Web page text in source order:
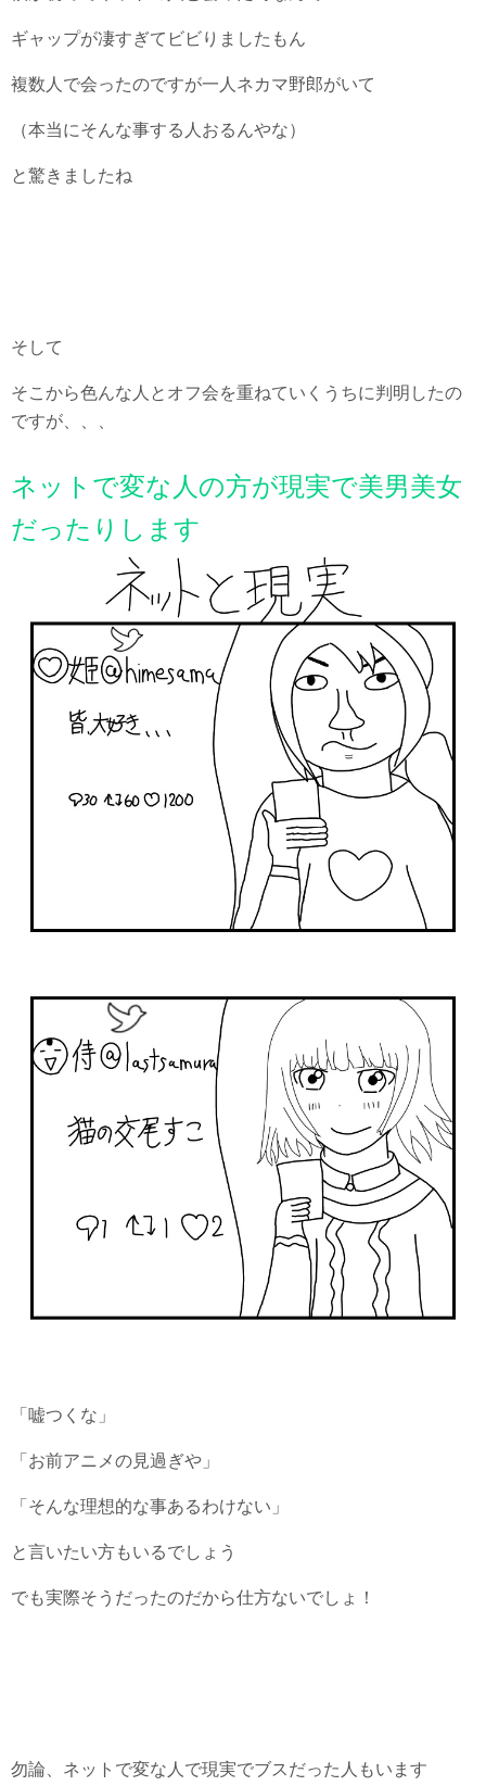
ギャップが凄すぎてビビりましたもん
複数人で会ったのですが一人ネカマ野郎がいて
（本当にそんな事する人おるんやな）
と驚きましたね
そして
そこから色んな人とオフ会を重ねていくうちに判明したの
ですが、、、
ネットで変な人の方が現実で美男美女
だったりします
「嘘つくな」
「お前アニメの見過ぎや」
「そんな理想的な事あるわけない」
と言いたい方もいるでしょう
でも実際そうだったのだから仕方ないでしょ！
勿論、ネットで変な人で現実でブスだった人もいます